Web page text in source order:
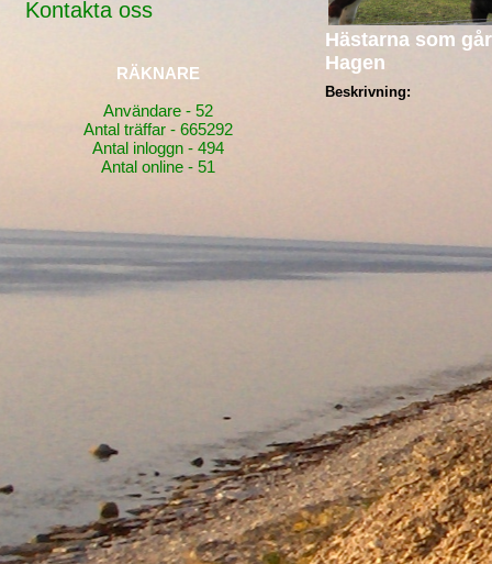
Kontakta oss
RÄKNARE
Användare - 52
Antal träffar - 665292
Antal inloggn - 494
Antal online - 51
Hästarna som
Hagen
Beskrivning: